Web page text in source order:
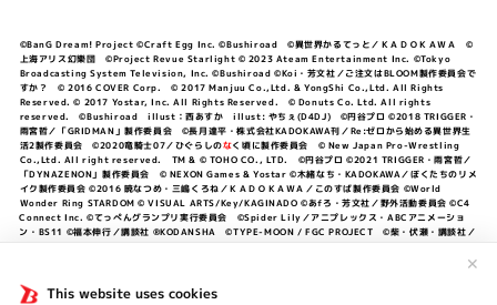
This website uses cookies
✕
©BanG Dream! Project ©Craft Egg Inc. ©Bushiroad ©異世界かるてっと／ＫＡＤＯＫＡＷＡ ©
上海アリス幻樂団 ©Project Revue Starlight © 2023 Ateam Entertainment Inc. ©Tokyo
Broadcasting System Television, Inc. ©Bushiroad ©Koi・芳文社／ご注文はBLOOM製作委員会で
すか？ © 2016 COVER Corp. © 2017 Manjuu Co.,Ltd. & YongShi Co.,Ltd. All Rights
Reserved. © 2017 Yostar, Inc. All Rights Reserved. © Donuts Co. Ltd. All rights
reserved. ©Bushiroad illust：西あすか illust: やちぇ(D4DJ) ©円谷プロ ©2018 TRIGGER・
雨宮哲／「GRIDMAN」製作委員会 ©長月達平・株式会社KADOKAWA刊／Re:ゼロから始める異世界生
活2製作委員会 ©2020竜騎士07／ひぐらしのなく頃に製作委員会 © New Japan Pro-Wrestling
Co.,Ltd. All right reserved. TM & © TOHO CO., LTD. ©円谷プロ ©2021 TRIGGER・雨宮哲／
「DYNAZENON」製作委員会 © NEXON Games & Yostar ©木緒なち・KADOKAWA／ぼくたちのリメ
イク製作委員会 ©2016 暁なつめ・三嶋くろね／ＫＡＤＯＫＡＷＡ／このすば製作委員会 ©World
Wonder Ring STARDOM © VISUAL ARTS/Key/KAGINADO ©あfろ・芳文社／野外活動委員会 ©C4
Connect Inc. ©てっぺんグランプリ実行委員会 ©Spider Lily／アニプレックス・ABCアニメーショ
ン・BS11 ©福本伸行／講談社 ®KODANSHA ©TYPE-MOON / FGC PROJECT ©柴・伏瀬・講談社／
©中村力斗・野澤ゆき子／集英社・君のことが大大大大大好きな製作委員会 ©IIS-P／ぽんのみち製作委